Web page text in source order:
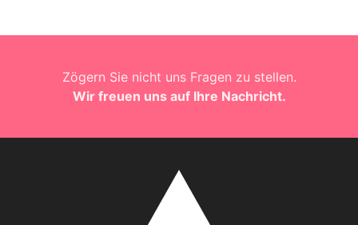
Zögern Sie nicht uns Fragen zu stellen.
Wir freuen uns auf Ihre Nachricht.